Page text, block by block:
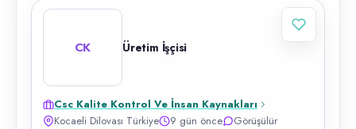
CK Üretim İşçisi
Csc Kalite Kontrol Ve İnsan Kaynakları
Kocaeli Dilovası Türkiye
9 gün önce Görüşülür